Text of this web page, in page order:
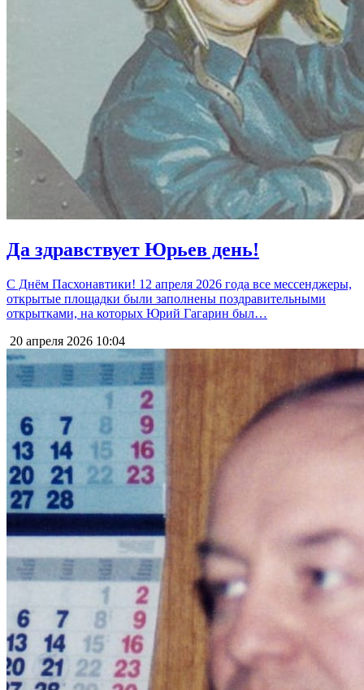
Да здравствует Юрьев день!
С Днём Пасхонавтики! 12 апреля 2026 года все мессенджеры,
открытые площадки были заполнены поздравительными
открытками, на которых Юрий Гагарин был…
20 апреля 2026 10:04